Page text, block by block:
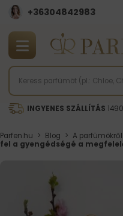
+36304842983
INGYENES SZÁLLÍTÁS
Parfen.hu > Blog > A parfümökről
fel a gyengédségé a